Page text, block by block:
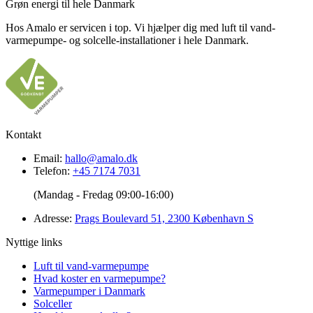
Grøn energi til hele Danmark
Hos Amalo er servicen i top. Vi hjælper dig med luft til vand-
varmepumpe- og solcelle-installationer i hele Danmark.
Kontakt
Email: hallo@amalo.dk
Telefon: +45 7174 7031
(Mandag - Fredag 09:00-16:00)
Adresse: Prags Boulevard 51, 2300 København S
Nyttige links
Luft til vand-varmepumpe
Hvad koster en varmepumpe?
Varmepumper i Danmark
Solceller